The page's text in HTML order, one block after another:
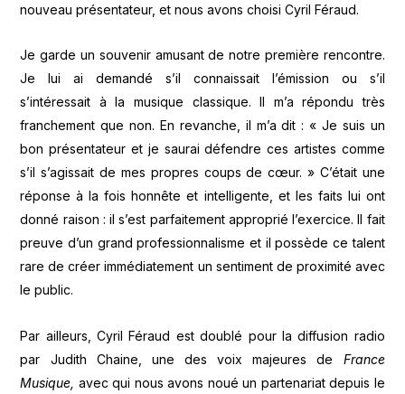
nouveau présentateur, et nous avons choisi Cyril Féraud.
Je garde un souvenir amusant de notre première rencontre.
Je lui ai demandé s’il connaissait l’émission ou s’il
s’intéressait à la musique classique. Il m’a répondu très
franchement que non. En revanche, il m’a dit : « Je suis un
bon présentateur et je saurai défendre ces artistes comme
s’il s’agissait de mes propres coups de cœur. » C’était une
réponse à la fois honnête et intelligente, et les faits lui ont
donné raison : il s’est parfaitement approprié l’exercice. Il fait
preuve d’un grand professionnalisme et il possède ce talent
rare de créer immédiatement un sentiment de proximité avec
le public.
Par ailleurs, Cyril Féraud est doublé pour la diffusion radio
par Judith Chaine, une des voix majeures de France
Musique, avec qui nous avons noué un partenariat depuis le